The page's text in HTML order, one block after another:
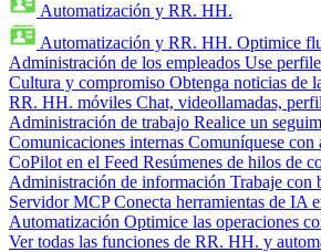
Automatización y RR. HH.
Automatización y RR. HH. Optimice
Administración de los empleados Use
Cultura y compromiso Obtenga noticias de
RR. HH. móviles Chat, videollamadas,
Administración de trabajo Realice un
Comunicaciones internas Comuníquese con
CoPilot en el Feed Resúmenes de hilos de
Administración de información Trabaje con
Servidor MCP Conecta herramientas de IA
Automatización Optimice las operaciones
Ver todas las funciones de RR. HH. y